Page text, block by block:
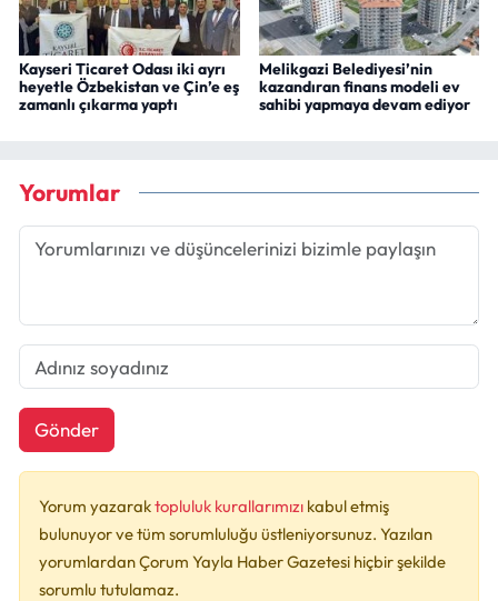
Kayseri Ticaret Odası iki ayrı
heyetle Özbekistan ve Çin’e eş
zamanlı çıkarma yaptı
Melikgazi Belediyesi’nin
kazandıran finans modeli ev
sahibi yapmaya devam ediyor
Yorumlar
Gönder
Yorum yazaraktopluluk kurallarımızı kabul etmiş
bulunuyor ve tüm sorumluluğu üstleniyorsunuz. Yazılan
yorumlardan Çorum Yayla Haber Gazetesi hiçbir şekilde
sorumlu tutulamaz.